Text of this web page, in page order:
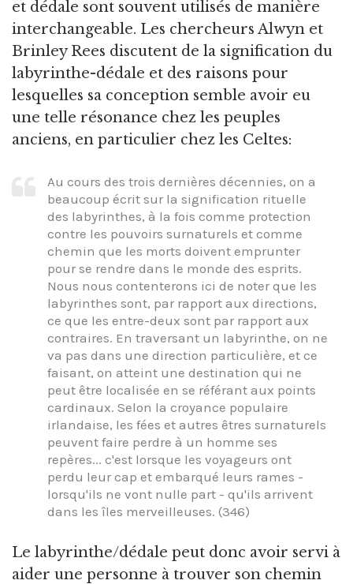
et dédale sont souvent utilisés de manière
interchangeable. Les chercheurs Alwyn et
Brinley Rees discutent de la signification du
labyrinthe-dédale et des raisons pour
lesquelles sa conception semble avoir eu
une telle résonance chez les peuples
anciens, en particulier chez les Celtes:
Au cours des trois dernières décennies, on a
beaucoup écrit sur la signification rituelle
des labyrinthes, à la fois comme protection
contre les pouvoirs surnaturels et comme
chemin que les morts doivent emprunter
pour se rendre dans le monde des esprits.
Nous nous contenterons ici de noter que les
labyrinthes sont, par rapport aux directions,
ce que les entre-deux sont par rapport aux
contraires. En traversant un labyrinthe, on ne
va pas dans une direction particulière, et ce
faisant, on atteint une destination qui ne
peut être localisée en se référant aux points
cardinaux. Selon la croyance populaire
irlandaise, les fées et autres êtres surnaturels
peuvent faire perdre à un homme ses
repères... c'est lorsque les voyageurs ont
perdu leur cap et embarqué leurs rames -
lorsqu'ils ne vont nulle part - qu'ils arrivent
dans les îles merveilleuses. (346)
Le labyrinthe/dédale peut donc avoir servi à
aider une personne à trouver son chemin